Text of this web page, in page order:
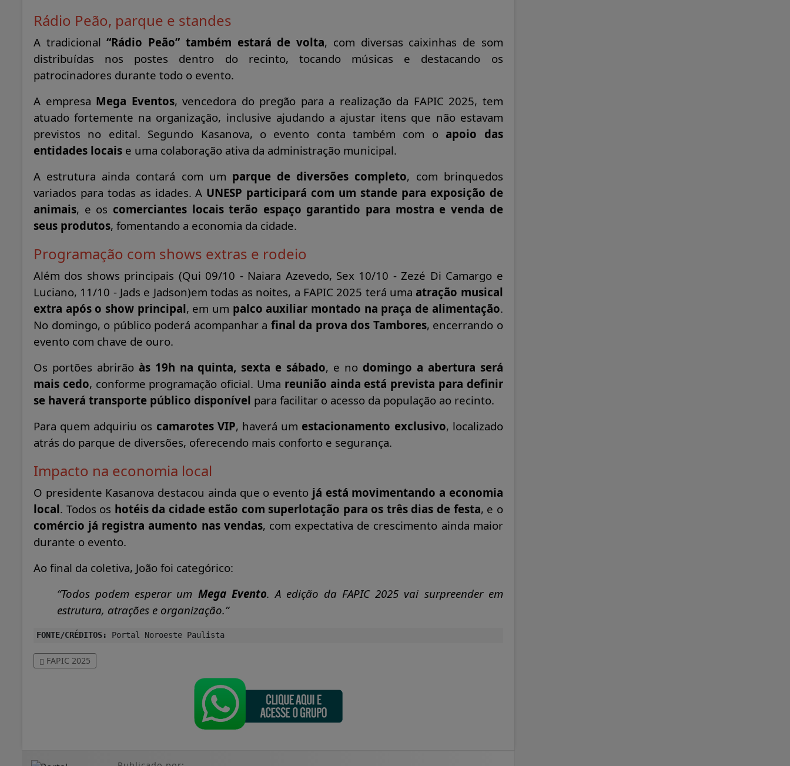
Rádio Peão, parque e standes
A tradicional“Rádio Peão” também estará de volta, com diversas caixinhas de som
distribuídas nos postes dentro do recinto, tocando músicas e destacando os
patrocinadores durante todo o evento.
A empresa Mega Eventos, vencedora do pregão para a realização da FAPIC 2025, tem
atuado fortemente na organização, inclusive ajudando a ajustar itens que não estavam
previstos no edital. Segundo Kasanova, o evento conta também com oapoio das
entidades locais e uma colaboração ativa da administração municipal.
A estrutura ainda contará com um parque de diversões completo, com brinquedos
variados para todas as idades. A UNESP participará com um stande para exposição de
animais, e os comerciantes locais terão espaço garantido para mostra e venda de
seus produtos, fomentando a economia da cidade.
Programação com shows extras e rodeio
Além dos shows principais (Qui 09/10 - Naiara Azevedo, Sex 10/10 - Zezé Di Camargo e
Luciano, 11/10 - Jads e Jadson)em todas as noites, a FAPIC 2025 terá umaatração musical
extra após o show principal, em um palco auxiliar montado na praça de alimentação.
No domingo, o público poderá acompanhar a final da prova dos Tambores, encerrando o
evento com chave de ouro.
Os portões abrirão às 19h na quinta, sexta e sábado, e no domingo a abertura será
mais cedo, conforme programação oficial. Uma reunião ainda está prevista para definir
se haverá transporte público disponível para facilitar o acesso da população ao recinto.
Para quem adquiriu os camarotes VIP, haverá um estacionamento exclusivo, localizado
atrás do parque de diversões, oferecendo mais conforto e segurança.
Impacto na economia local
O presidente Kasanova destacou ainda que o evento já está movimentando a economia
local. Todos os hotéis da cidade estão com superlotação para os três dias de festa, e o
comércio já registra aumento nas vendas, com expectativa de crescimento ainda maior
durante o evento.
Ao final da coletiva, João foi categórico:
“Todos podem esperar um Mega Evento. A edição da FAPIC 2025 vai surpreender em
estrutura, atrações e organização.”
FONTE/CRÉDITOS: Portal Noroeste Paulista
FAPIC 2025